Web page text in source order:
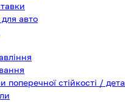
авто
поперечної стійкості /